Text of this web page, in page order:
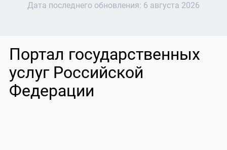
Дата последнего обновления: 6 августа 2026
Портал государственных
услуг Российской
Федерации